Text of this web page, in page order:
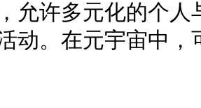
允许多元化的个
动。在元宇宙中